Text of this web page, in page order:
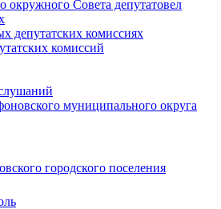
окружного Совета депутатовел
депутатских комиссиях
комиссий
муниципального округа
городского поселения